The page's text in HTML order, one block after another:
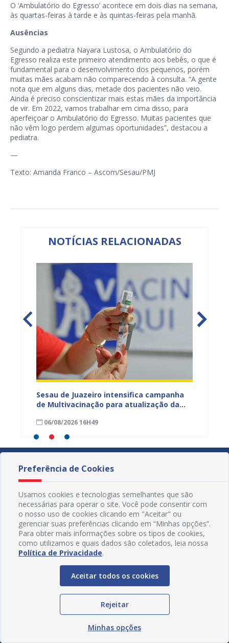
O ‘Ambulatório do Egresso’ acontece em dois dias na semana,
às quartas-feiras à tarde e às quintas-feiras pela manhã.
Ausências
Segundo a pediatra Nayara Lustosa, o Ambulatório do
Egresso realiza este primeiro atendimento aos bebês, o que é
fundamental para o desenvolvimento dos pequenos, porém
muitas mães acabam não comparecendo à consulta. “A gente
nota que em alguns dias, metade dos pacientes não veio.
Ainda é preciso conscientizar mais estas mães da importância
de vir. Em 2022, vamos trabalhar em cima disso, para
aperfeiçoar o Ambulatório do Egresso. Muitas pacientes que
não vêm logo perdem algumas oportunidades”, destacou a
pediatra.
—
Texto: Amanda Franco – Ascom/Sesau/PMJ
NOTÍCIAS RELACIONADAS
Sesau de Juazeiro intensifica campanha
de Multivacinação para atualização da
06/08/2026 16H49
Redes Sociais
Preferência de Cookies
Usamos cookies e tecnologias semelhantes que são
necessárias para operar o site. Você pode consentir com
o nosso uso de cookies clicando em "Aceitar" ou
gerenciar suas preferências clicando em “Minhas opções”.
Para obter mais informações sobre os tipos de cookies,
como utilizamos e quais dados são coletados, leia nossa
Política de Privacidade.
Aceitar todos os cookies
Rejeitar
Minhas opções